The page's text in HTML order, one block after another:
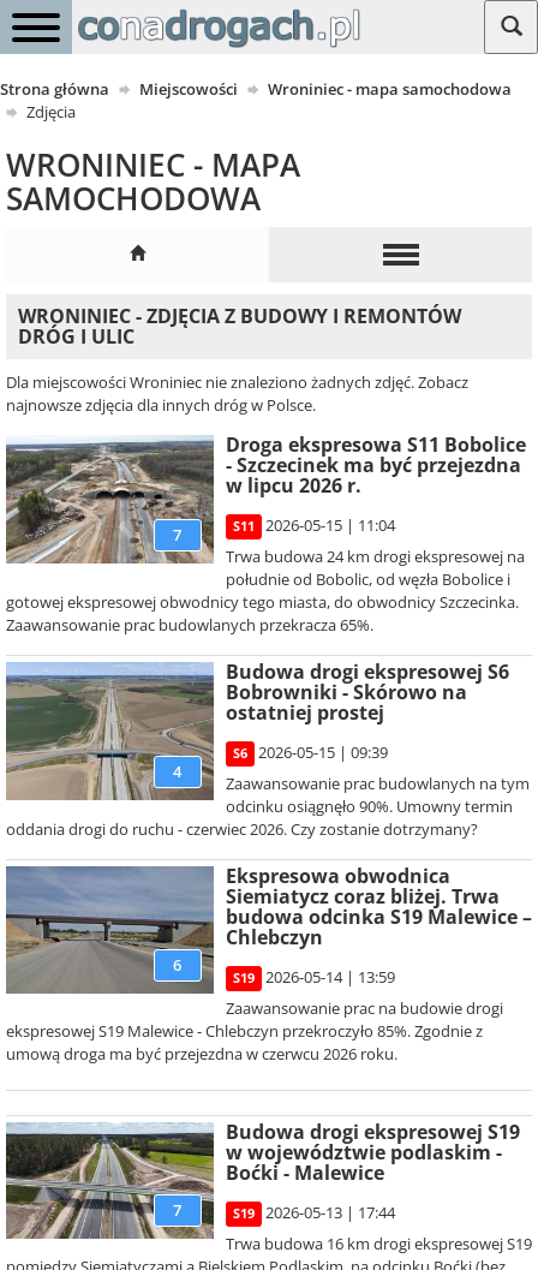
Strona główna Miejscowości
Wroniniec - mapa samochodowa
Zdjęcia
WRONINIEC - MAPA
SAMOCHODOWA
WRONINIEC - ZDJĘCIA Z BUDOWY I REMONTÓW
DRÓG I ULIC
Dla miejscowości Wroniniec nie znaleziono żadnych zdjęć. Zobacz
najnowsze zdjęcia dla innych dróg w Polsce.
7
Droga ekspresowa S11 Bobolice
- Szczecinek ma być przejezdna
w lipcu 2026 r.
S11
2026-05-15 | 11:04
Trwa budowa 24 km drogi ekspresowej na
południe od Bobolic, od węzła Bobolice i
gotowej ekspresowej obwodnicy tego miasta, do obwodnicy Szczecinka.
Zaawansowanie prac budowlanych przekracza 65%.
4
Budowa drogi ekspresowej S6
Bobrowniki - Skórowo na
ostatniej prostej
S6
2026-05-15 | 09:39
Zaawansowanie prac budowlanych na tym
odcinku osiągnęło 90%. Umowny termin
oddania drogi do ruchu - czerwiec 2026. Czy zostanie dotrzymany?
6
Ekspresowa obwodnica
Siemiatycz coraz bliżej. Trwa
budowa odcinka S19 Malewice –
Chlebczyn
S19
2026-05-14 | 13:59
Zaawansowanie prac na budowie drogi
ekspresowej S19 Malewice - Chlebczyn przekroczyło 85%. Zgodnie z
umową droga ma być przejezdna w czerwcu 2026 roku.
7
Budowa drogi ekspresowej S19
w województwie podlaskim -
Boćki - Malewice
S19
2026-05-13 | 17:44
Trwa budowa 16 km drogi ekspresowej S19